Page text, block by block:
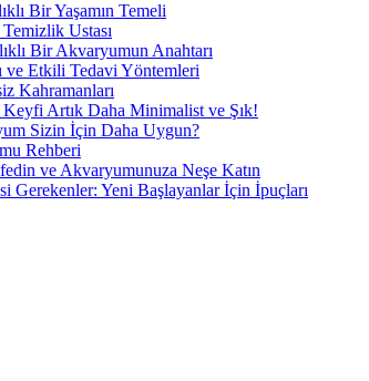
Bir Yaşamın Temeli
Ustası
Bir Akvaryumun Anahtarı
ve Etkili Tedavi Yöntemleri
Kahramanları
Artık Daha Minimalist ve Şık!
Sizin İçin Daha Uygun?
Rehberi
ve Akvaryumunuza Neşe Katın
Yeni Başlayanlar İçin İpuçları